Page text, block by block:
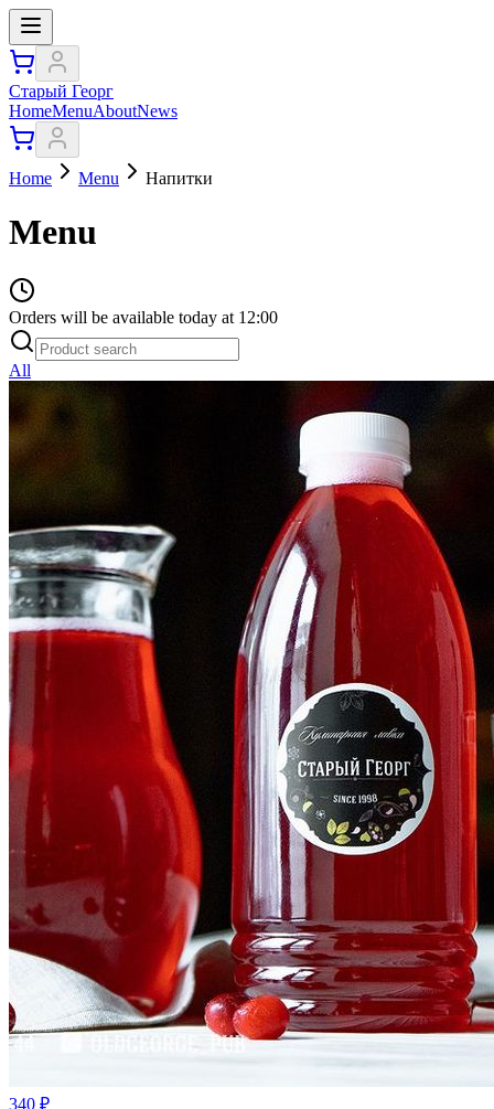
Старый Георг
HomeMenuAboutNews
Home Menu Напитки
Menu
Orders will be available today at 12:00
All
340 ₽